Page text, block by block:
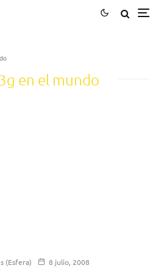
en el mundo
(Esfera)
8 julio, 2008